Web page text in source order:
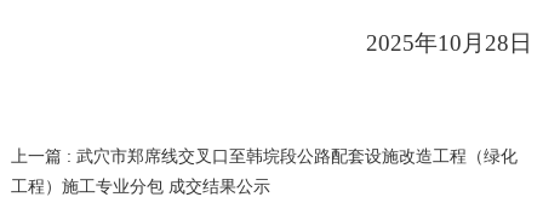
2025年10月28日
上一篇 : 武穴市郑席线交叉口至韩垸段公路配套设施改造工程（绿化
工程）施工专业分包 成交结果公示